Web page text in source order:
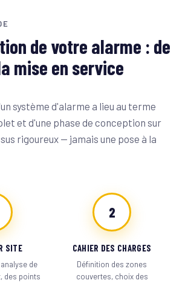
de votre alarme : de
mise en service
système d'alarme a lieu au terme
et d'une phase de conception sur
rigoureux — jamais une pose à la
SITE
de
des points
2
CAHIER DES CHARGES
Définition des zones
couvertes, choix des